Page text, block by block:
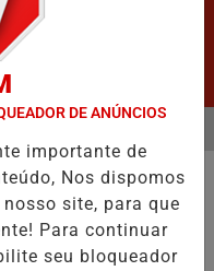
DE ANÚNCIOS
importante de
Nos dispomos
site, para que
Para continuar
seu bloqueador